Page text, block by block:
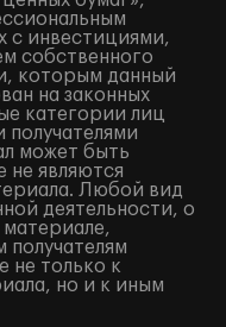
с инвестициями,
собственного
которым данный
на законных
категории лиц
получателями
может быть
не являются
Любой вид
деятельности, о
получателям
не только к
но и к иным